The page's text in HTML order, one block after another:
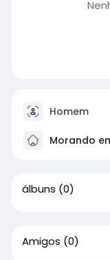
Homem
Morando
álbuns (0)
Amigos (0)